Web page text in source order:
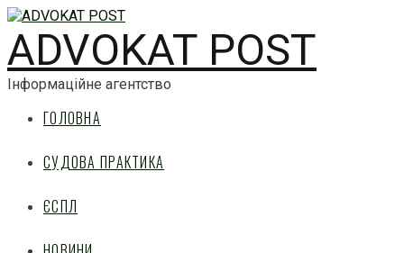
ADVOKAT POST
Інформаційне агентство
ГОЛОВНА
СУДОВА ПРАКТИКА
ЄСПЛ